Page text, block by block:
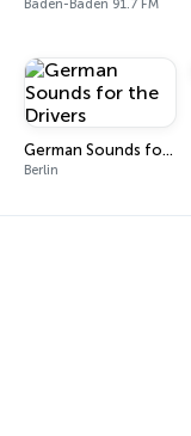
Baden-Baden 91.7 FM
German Sounds for the Drivers
Berlin